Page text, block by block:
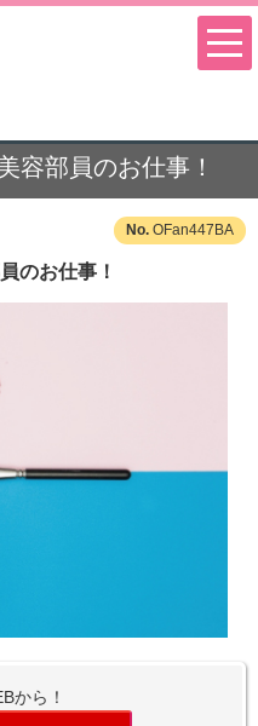
容部員のお仕事！
OFan447BA
のお仕事！
から！